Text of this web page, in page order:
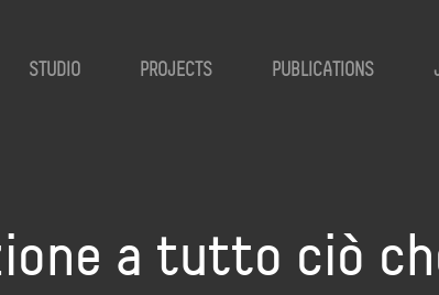
STUDIO PROJECTS PUBLICATIONS
a tutto ciò